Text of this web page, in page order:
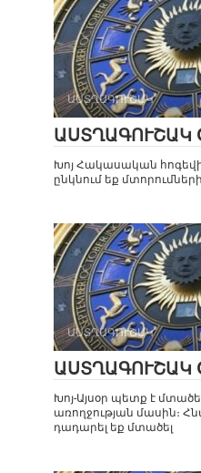
ԱՍՏՂԱԳՈՒՇԱԿ
ԱՍՏՂԱԳՈՒՇԱԿ
Խոյ Հակասական
ընկնում եք
ԱՍՏՂԱԳՈՒՇԱԿ
ԱՍՏՂԱԳՈՒՇԱԿ
Խոյ-Այսօր պետք է
առողջության մասին։
դադարել եք մտածել